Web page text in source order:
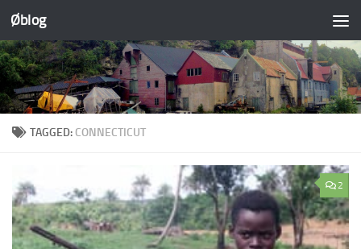
Skip to content
Øblog
TAGGED: CONNECTICUT
2